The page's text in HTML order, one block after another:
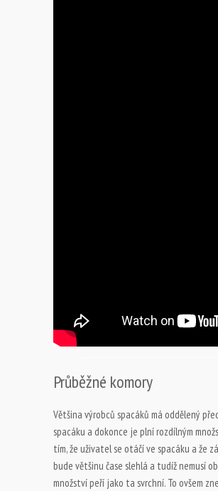
Průběžné komory
Většina výrobců spacáků má oddělený
spacáku a dokonce je plní rozdílným
tím, že uživatel se otáčí ve spacáku a že
bude většinu čase slehlá a tudíž nemusí
množství peří jako ta svrchní. To ovšem